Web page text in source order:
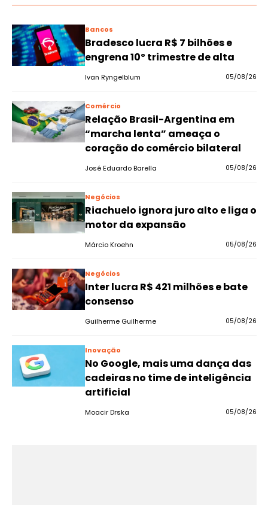
Bancos
Bradesco lucra R$ 7 bilhões e
engrena 10º trimestre de alta
Ivan Ryngelblum 05/08/26
Comércio
Relação Brasil-Argentina em
“marcha lenta” ameaça o
coração do comércio bilateral
José Eduardo Barella 05/08/26
Negócios
Riachuelo ignora juro alto e liga o
motor da expansão
Márcio Kroehn 05/08/26
Negócios
Inter lucra R$ 421 milhões e bate
consenso
Guilherme Guilherme 05/08/26
Inovação
No Google, mais uma dança das
cadeiras no time de inteligência
artificial
Moacir Drska 05/08/26